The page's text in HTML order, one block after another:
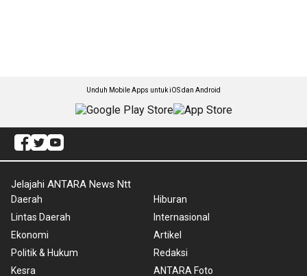
Unduh Mobile Apps untuk iOS dan Android
Jelajahi ANTARA News Ntt
Daerah
Lintas Daerah
Ekonomi
Politik & Hukum
Kesra
Hiburan
Internasional
Artikel
Redaksi
ANTARA Foto